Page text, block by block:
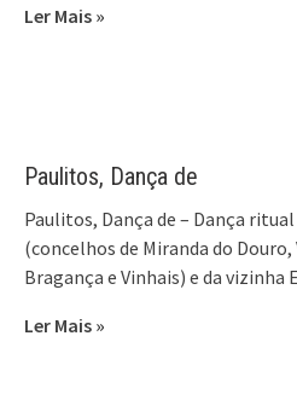
Ler Mais »
Paulitos, Dança de
Paulitos, Dança de – Dança
(concelhos de Miranda do
Bragança e Vinhais) e da vizinha
Ler Mais »